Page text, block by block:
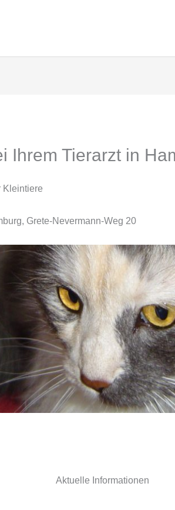
Ihrem Tierarzt in
Kleintiere
Grete-Nevermann-Weg 20
Aktuelle Informationen